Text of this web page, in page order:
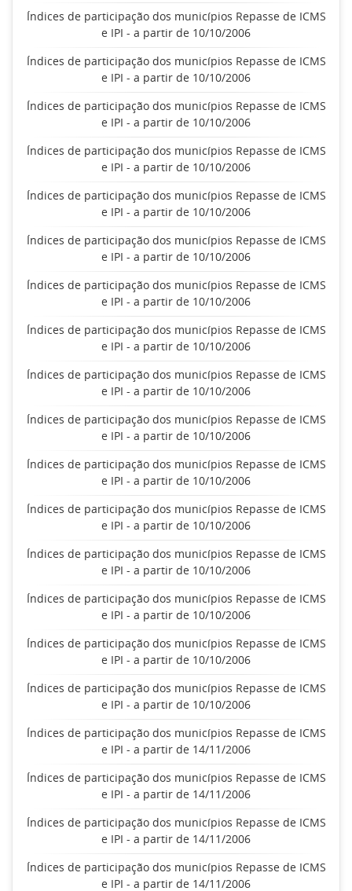
Índices de participação dos municípios Repasse de ICMS
e IPI - a partir de 10/10/2006
Índices de participação dos municípios Repasse de ICMS
e IPI - a partir de 10/10/2006
Índices de participação dos municípios Repasse de ICMS
e IPI - a partir de 10/10/2006
Índices de participação dos municípios Repasse de ICMS
e IPI - a partir de 10/10/2006
Índices de participação dos municípios Repasse de ICMS
e IPI - a partir de 10/10/2006
Índices de participação dos municípios Repasse de ICMS
e IPI - a partir de 10/10/2006
Índices de participação dos municípios Repasse de ICMS
e IPI - a partir de 10/10/2006
Índices de participação dos municípios Repasse de ICMS
e IPI - a partir de 10/10/2006
Índices de participação dos municípios Repasse de ICMS
e IPI - a partir de 10/10/2006
Índices de participação dos municípios Repasse de ICMS
e IPI - a partir de 10/10/2006
Índices de participação dos municípios Repasse de ICMS
e IPI - a partir de 10/10/2006
Índices de participação dos municípios Repasse de ICMS
e IPI - a partir de 10/10/2006
Índices de participação dos municípios Repasse de ICMS
e IPI - a partir de 10/10/2006
Índices de participação dos municípios Repasse de ICMS
e IPI - a partir de 10/10/2006
Índices de participação dos municípios Repasse de ICMS
e IPI - a partir de 10/10/2006
Índices de participação dos municípios Repasse de ICMS
e IPI - a partir de 10/10/2006
Índices de participação dos municípios Repasse de ICMS
e IPI - a partir de 14/11/2006
Índices de participação dos municípios Repasse de ICMS
e IPI - a partir de 14/11/2006
Índices de participação dos municípios Repasse de ICMS
e IPI - a partir de 14/11/2006
Índices de participação dos municípios Repasse de ICMS
e IPI - a partir de 14/11/2006